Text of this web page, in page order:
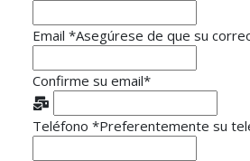
Email *Asegúrese de que su
Confirme su email*
Teléfono *Preferentemente su